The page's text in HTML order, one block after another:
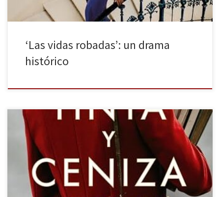
‘Las vidas robadas’: un drama
histórico
Tinta y ceniza es la última novela de Andrea Tomé publicada por
Grijalbo. La Historia se compone de miles de protagonistas
anónimos, de secundarios que sostienen relatos desde los
márgenes y narradores que ponen palabras a todo lo que ocurre.
Tomé, en la nota final, explica cómo comenzó en 2013 […]